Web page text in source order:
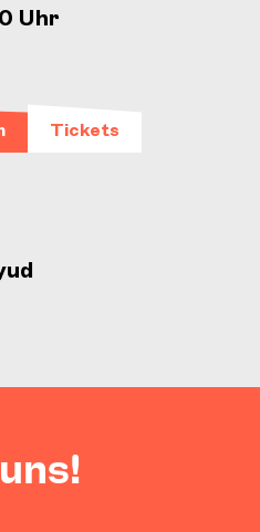
Uhr
Tickets